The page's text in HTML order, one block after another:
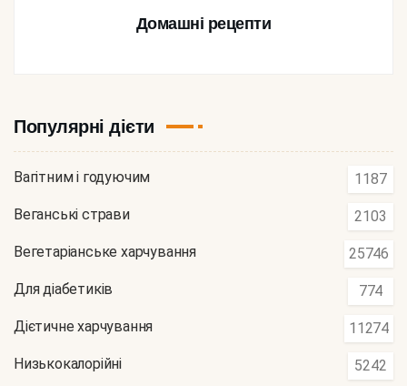
Домашні рецепти
Популярні дієти
Вагітним і годуючим 1187
Веганські страви 2103
Вегетаріанське харчування 25746
Для діабетиків 774
Дієтичне харчування 11274
Низькокалорійні 5242